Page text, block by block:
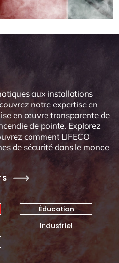
aux installations
notre expertise en
en œuvre transparente de
de pointe. Explorez
comment LIFECO
de sécurité dans le monde
Éducation
Industriel